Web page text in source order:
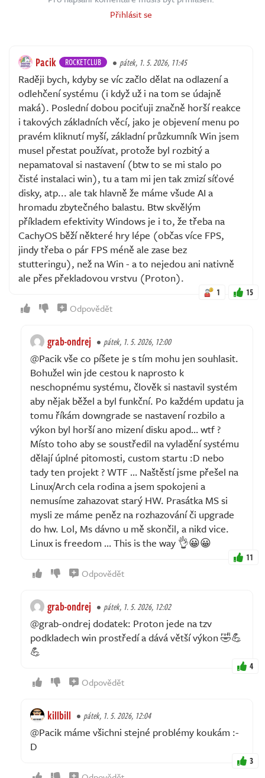
Přihlásit se
Pacik ROCKETCLUB pátek, 1. 5. 2026, 11:45
Raději bych, kdyby se víc začlo dělat na odlazení a
odlehčení systému (i když už i na tom se údajně
maká). Poslední dobou pociťuji značně horší reakce
i takových základních věcí, jako je objevení menu po
pravém kliknutí myší, základní průzkumník Win jsem
musel přestat používat, protože byl rozbitý a
nepamatoval si nastavení (btw to se mi stalo po
čisté instalaci win), tu a tam mi jen tak zmizí síťové
disky, atp... ale tak hlavně že máme všude AI a
hromadu zbytečného balastu. Btw skvělým
příkladem efektivity Windows je i to, že třeba na
CachyOS běží některé hry lépe (občas více FPS,
jindy třeba o pár FPS méně ale zase bez
stutteringu), než na Win - a to nejedou ani nativně
ale přes překladovou vrstvu (Proton).
1 15
Odpovědět
grab-ondrej pátek, 1. 5. 2026, 12:00
@Pacik vše co píšete je s tím mohu jen souhlasit.
Bohužel win jde cestou k naprosto k
neschopnému systému, člověk si nastavil systém
aby nějak běžel a byl funkční. Po každém updatu ja
tomu říkám downgrade se nastavení rozbilo a
výkon byl horší ano mizení disku apod… wtf ?
Místo toho aby se soustředil na vyladění systému
dělají úplné pitomosti, custom startu :D nebo
tady ten projekt ? WTF … Naštěstí jsme přešel na
Linux/Arch cela rodina a jsem spokojeni a
nemusíme zahazovat starý HW. Prasátka MS si
mysli ze máme peněz na rozhazování či upgrade
do hw. Lol, Ms dávno u mě skončil, a nikd vice.
Linux is freedom … This is the way 👌😀😀
11
Odpovědět
grab-ondrej pátek, 1. 5. 2026, 12:02
@grab-ondrej dodatek: Proton jede na tzv
podkladech win prostředí a dává větší výkon 🤣💪
💪
4
Odpovědět
killbill pátek, 1. 5. 2026, 12:04
@Pacik máme všichni stejné problémy koukám :-
D
3